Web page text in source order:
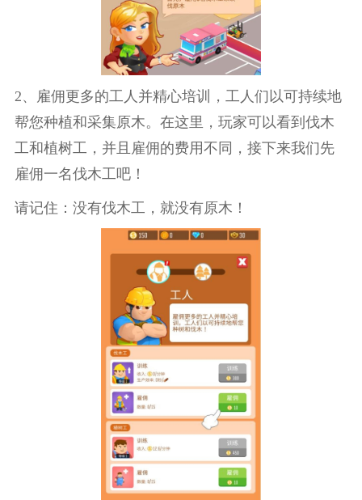
2、雇佣更多的工人并精心培训，工人们以可持续地
帮您种植和采集原木。在这里，玩家可以看到伐木
工和植树工，并且雇佣的费用不同，接下来我们先
雇佣一名伐木工吧！
请记住：没有伐木工，就没有原木！